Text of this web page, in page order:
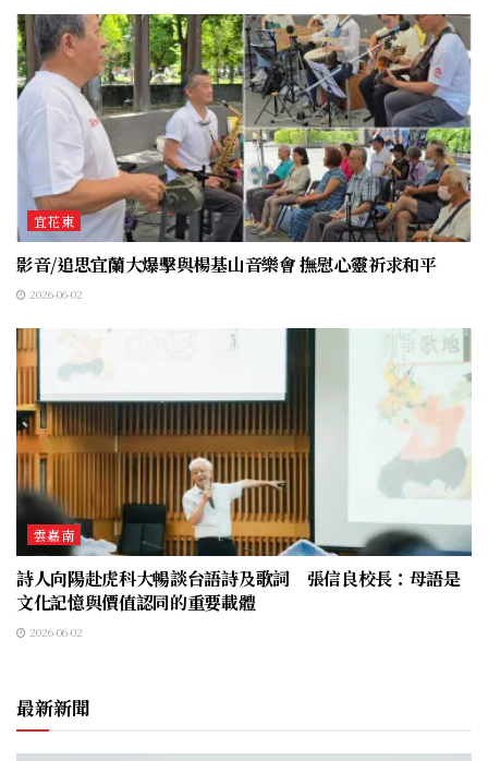
宜花東
影音/追思宜蘭大爆擊與楊基山音樂會 撫慰心靈祈求和平
2026-06-02
雲嘉南
詩人向陽赴虎科大暢談台語詩及歌詞 張信良校長：母語是
文化記憶與價值認同的重要載體
2026-06-02
最新新聞